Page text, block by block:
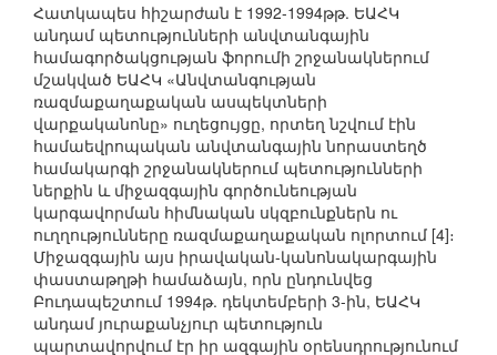
Հատկապես հիշարժան է 1992-1994թթ. ԵԱՀԿ
անդամ պետությունների անվտանգային
համագործակցության ֆորումի շրջանակներում
մշակված ԵԱՀԿ «Անվտանգության
ռազմաքաղաքական ասպեկտների
վարքականոնը» ուղեցույցը, որտեղ նշվում էին
համաեվրոպական անվտանգային նորաստեղծ
համակարգի շրջանակներում պետությունների
ներքին և միջազգային գործունեության
կարգավորման հիմնական սկզբունքներն ու
ուղղությունները ռազմաքաղաքական ոլորտում [4]։
Միջազգային այս իրավական-կանոնակարգային
փաստաթղթի համաձայն, որն ընդունվեց
Բուդապեշտում 1994թ. դեկտեմբերի 3-ին, ԵԱՀԿ
անդամ յուրաքանչյուր պետություն
պարտավորվում էր իր ազգային օրենսդրությունում